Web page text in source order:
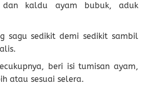
dan kaldu ayam bubuk, aduk
sagu sedikit demi sedikit sambil
beri isi tumisan ayam,
atau sesuai selera.